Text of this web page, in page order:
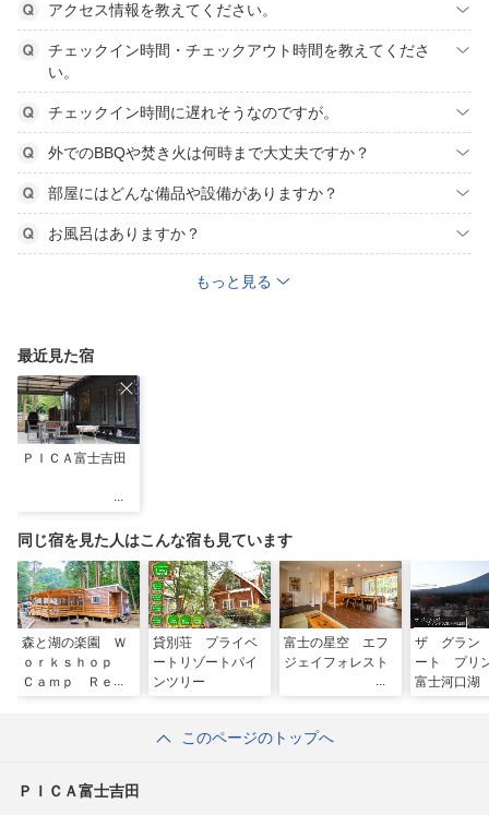
アクセス情報を教えてください。
チェックイン時間・チェックアウト時間を教えてくださ
い。
チェックイン時間に遅れそうなのですが。
外でのBBQや焚き火は何時まで大丈夫ですか？
部屋にはどんな備品や設備がありますか？
お風呂はありますか？
もっと見る
最近見た宿
ＰＩＣＡ富士吉田
同じ宿を見た人はこんな宿も見ています
森と湖の楽園 Ｗ
ｏｒｋｓｈｏｐ
Ｃａｍｐ Ｒｅｓ
貸別荘 プライベ
ートリゾートパイ
ンツリー
富士の星空 エフ
ジェイフォレスト
ザ グラン
ート プリ
富士河口湖
このページのトップへ
ＰＩＣＡ富士吉田